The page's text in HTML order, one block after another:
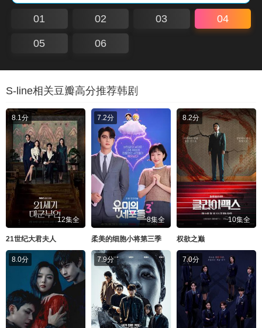
01 02 03 04
05 06
S-line相关豆瓣高分推荐韩剧
8.1分
12集全
21世纪大君夫人
7.2分
8集全
柔美的细胞小将第三季
8.2分
10集全
权欲之巅
8.0分 7.9分 7.0分